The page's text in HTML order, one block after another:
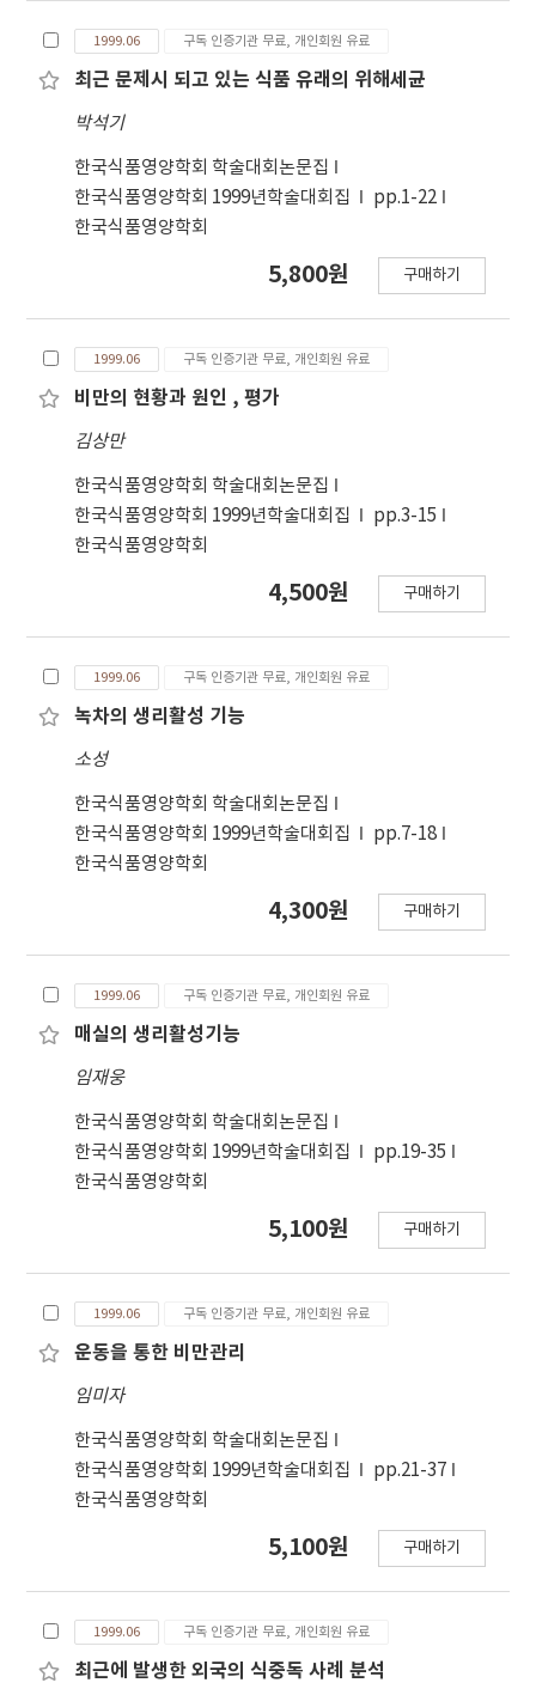
1999.06 구독 인증기관 무료, 개인회원 유료
최근 문제시 되고 있는 식품 유래의 위해세균
박석기
한국식품영양학회 학술대회논문집
한국식품영양학회 1999년학술대회집
pp.1-22
한국식품영양학회
5,800원 구매하기
1999.06 구독 인증기관 무료, 개인회원 유료
비만의 현황과 원인 , 평가
김상만
한국식품영양학회 학술대회논문집
한국식품영양학회 1999년학술대회집
pp.3-15
한국식품영양학회
4,500원 구매하기
1999.06 구독 인증기관 무료, 개인회원 유료
녹차의 생리활성 기능
소성
한국식품영양학회 학술대회논문집
한국식품영양학회 1999년학술대회집
pp.7-18
한국식품영양학회
4,300원 구매하기
1999.06 구독 인증기관 무료, 개인회원 유료
매실의 생리활성기능
임재웅
한국식품영양학회 학술대회논문집
한국식품영양학회 1999년학술대회집
pp.19-35
한국식품영양학회
5,100원 구매하기
1999.06 구독 인증기관 무료, 개인회원 유료
운동을 통한 비만관리
임미자
한국식품영양학회 학술대회논문집
한국식품영양학회 1999년학술대회집
pp.21-37
한국식품영양학회
5,100원 구매하기
1999.06 구독 인증기관 무료, 개인회원 유료
최근에 발생한 외국의 식중독 사례 분석